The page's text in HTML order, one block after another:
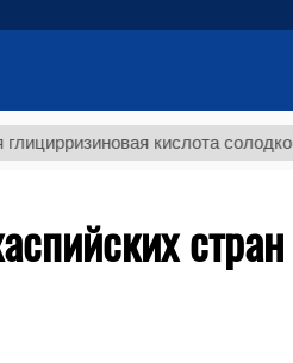
кислота солодкового
стран